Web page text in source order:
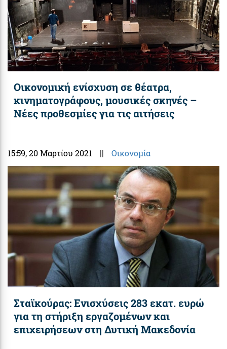
Οικονομική ενίσχυση σε θέατρα,
κινηματογράφους, μουσικές σκηνές –
Νέες προθεσμίες για τις αιτήσεις
15:59, 20 Μαρτίου 2021 || Οικονομία
Σταϊκούρας: Ενισχύσεις 283 εκατ. ευρώ
για τη στήριξη εργαζομένων και
επιχειρήσεων στη Δυτική Μακεδονία